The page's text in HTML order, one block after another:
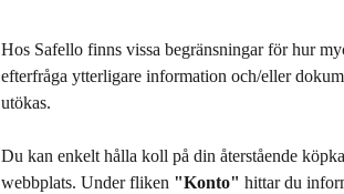
Hos Safello finns vissa begränsningar för hur
efterfråga ytterligare information och/eller
utökas.
Du kan enkelt hålla koll på din återstående
webbplats. Under fliken "Konto" hittar du